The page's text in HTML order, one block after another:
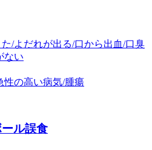
/よだれが出る/口から出血/口臭
ない
性の高い病気/腫瘍
ル誤食